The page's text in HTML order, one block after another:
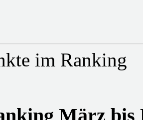
im Ranking
März bis